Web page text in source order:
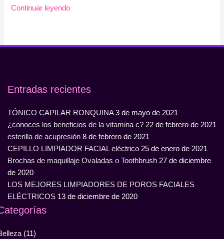
Continuar leyendo
Entradas recientes
TÓNICO CAPILAR RONQUINA 3 de mayo de 2021
¿conoces los beneficios de la vitamina c? 22 de febrero de 2021
esterilla de acupresión 8 de febrero de 2021
CEPILLO LIMPIADOR FACIAL eléctrico 25 de enero de 2021
Brochas de maquillaje Ovaladas o Toothbrush 27 de diciembre
de 2020
LOS MEJORES LIMPIADORES DE POROS FACIALES
ELÉCTRICOS 13 de diciembre de 2020
(11)